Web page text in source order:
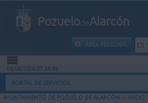
PozuelodeAlarcón
ÁREA PERSONAL ES
INICIO
09/08/2026 07:38:49
PORTAL DE SERVICIOS
AYUNTAMIENTO DE POZUELO DE ALARCÓN > INICIO